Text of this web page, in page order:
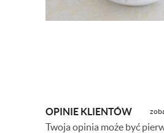
OPINIE KLIENTÓW
Twoja opinia może być